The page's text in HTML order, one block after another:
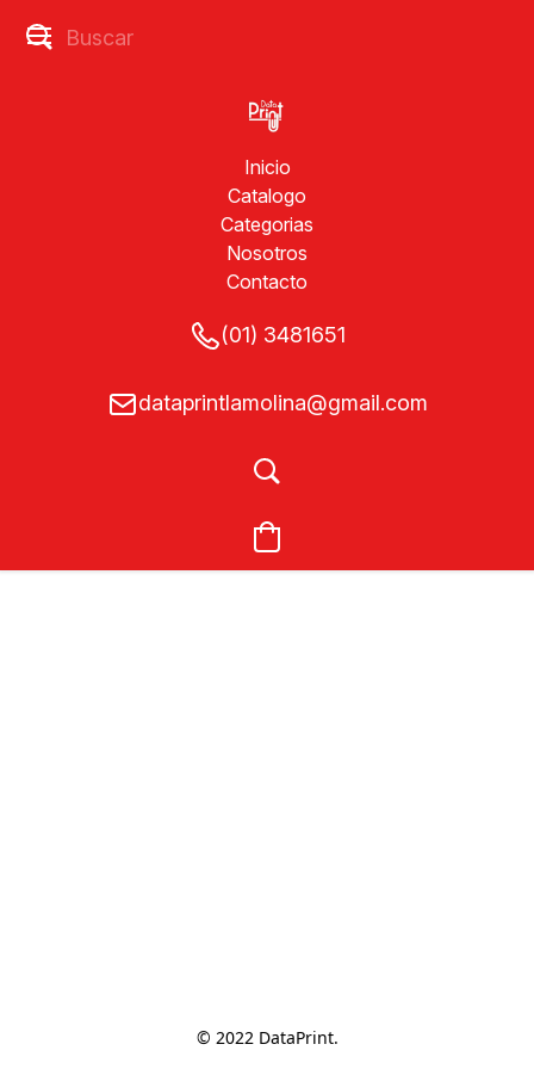
Inicio
Catalogo
Categorias
Nosotros
Contacto
(01) 3481651
dataprintlamolina@gmail.com
© 2022 DataPrint.